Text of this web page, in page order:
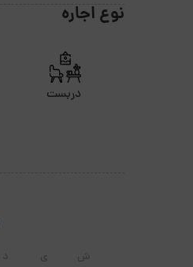
نوع اجاره
دربست
ش ی د